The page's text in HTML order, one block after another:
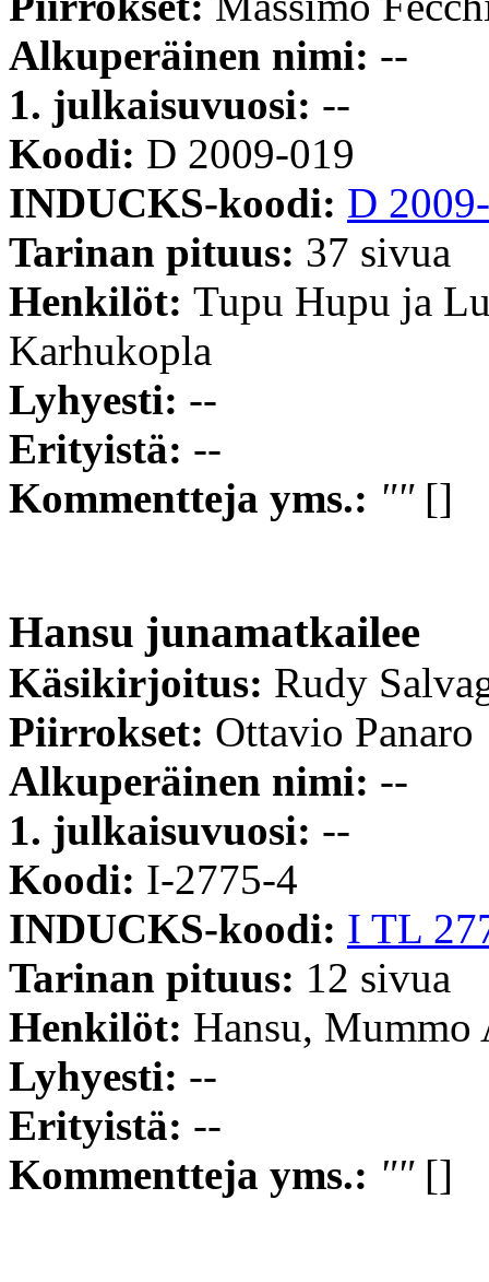
Alkuperäinen nimi: --
1. julkaisuvuosi: --
Koodi: D 2009-019
INDUCKS-koodi: D
Tarinan pituus: 37 sivua
Henkilöt: Tupu Hupu ja
Karhukopla
Lyhyesti: --
Erityistä: --
Kommentteja yms.: ""[]
Hansu junamatkailee
Käsikirjoitus: Rudy
Piirrokset: Ottavio Panaro
Alkuperäinen nimi: --
1. julkaisuvuosi: --
Koodi: I-2775-4
INDUCKS-koodi: I TL
Tarinan pituus: 12 sivua
Henkilöt: Hansu, Mummo
Lyhyesti: --
Erityistä: --
Kommentteja yms.: ""[]